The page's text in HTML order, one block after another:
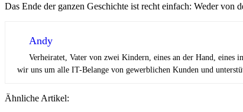
Das Ende der ganzen Geschichte ist recht einfach: Weder von
Andy
Verheiratet, Vater von zwei Kindern, eines an der Hand,
wir uns um alle IT-Belange von gewerblichen Kunden und
Ähnliche Artikel: